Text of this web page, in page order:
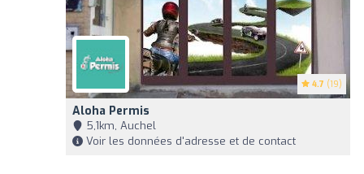
4.7 (19)
Aloha Permis
5,1km, Auchel
Voir les données d'adresse et de contact